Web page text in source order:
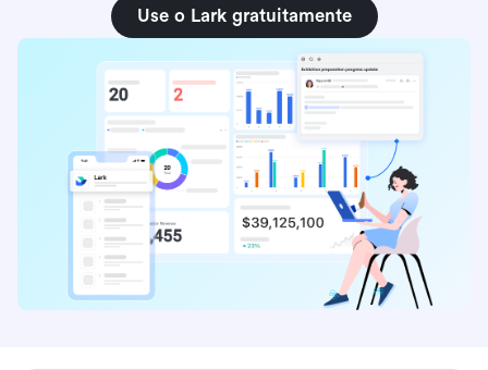
Use o Lark gratuitamente
O que é um Assistente de E-mail com IA?